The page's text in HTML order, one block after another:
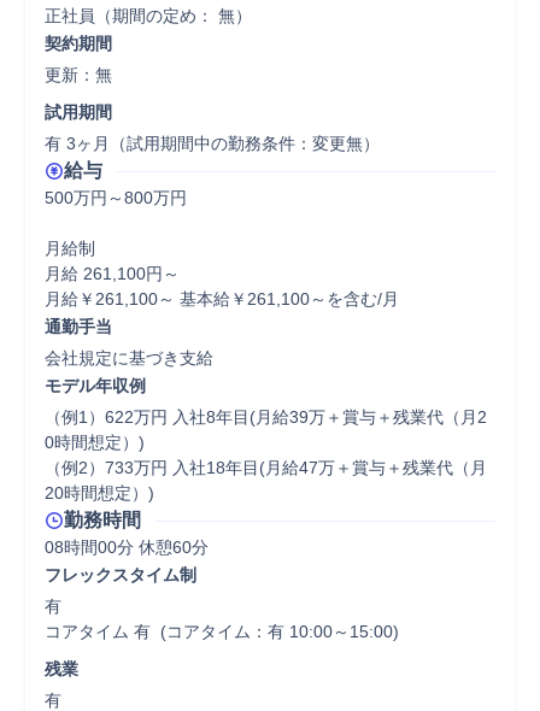
正社員（期間の定め： 無）
契約期間
更新：無
試用期間
有 3ヶ月（試用期間中の勤務条件：変更無）
給与
500万円～800万円
月給制
月給 261,100円～
月給￥261,100～ 基本給￥261,100～を含む/月
通勤手当
会社規定に基づき支給
モデル年収例
（例1）622万円 入社8年目(月給39万＋賞与＋残業代（月2
0時間想定）)
（例2）733万円 入社18年目(月給47万＋賞与＋残業代（月
20時間想定）)
勤務時間
08時間00分 休憩60分
フレックスタイム制
有
コアタイム 有  (コアタイム：有 10:00～15:00)
残業
有